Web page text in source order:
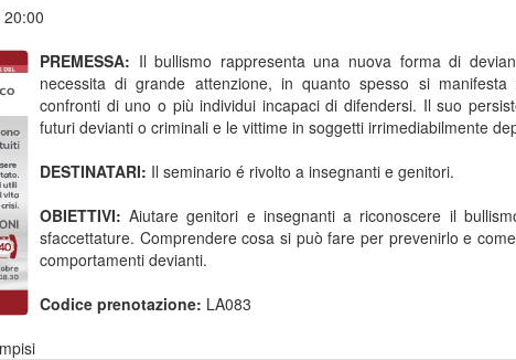
20:00
PREMESSA: Il bullismo rappresenta una nuova forma di
necessita di grande attenzione, in quanto spesso si
confronti di uno o più individui incapaci di difendersi. Il suo
futuri devianti o criminali e le vittime in soggetti irrimediabilmente
DESTINATARI: Il seminario é rivolto a insegnanti e genitori.
OBIETTIVI: Aiutare genitori e insegnanti a riconoscere il
sfaccettature. Comprendere cosa si può fare per prevenirlo e
comportamenti devianti.
Codice prenotazione: LA083